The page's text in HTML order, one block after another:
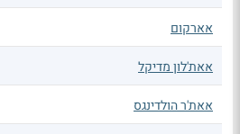
אארקום
אאת'לון מדיקל
אאת'ר הולדינגס